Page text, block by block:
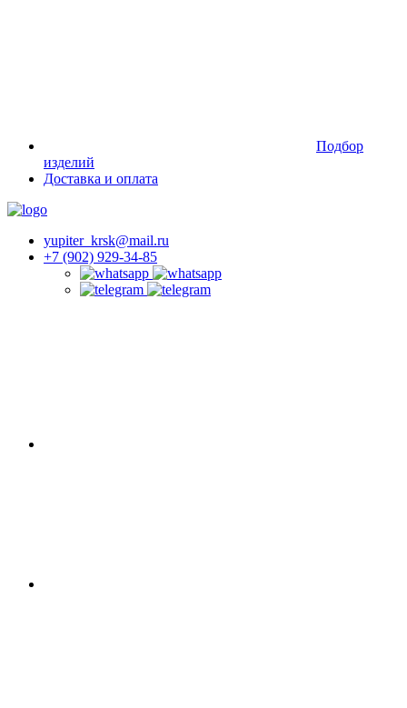
Подбор
изделий
Доставка и оплата
yupiter_krsk@mail.ru
+7 (902) 929-34-85